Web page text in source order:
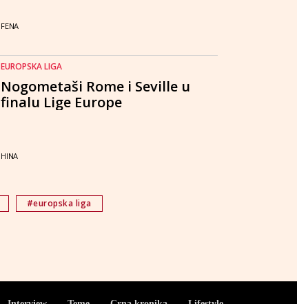
FENA
EUROPSKA LIGA
Nogometaši Rome i Seville u
finalu Lige Europe
HINA
#europska liga